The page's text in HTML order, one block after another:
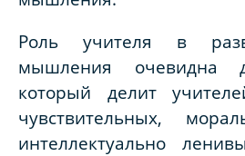
Роль учителя в
мышления очевидна
который делит
чувствительных,
интеллектуально